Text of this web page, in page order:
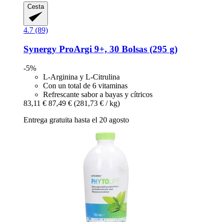
Cesta
4.7 (89)
Synergy ProArgi 9+, 30 Bolsas (295 g)
-5%
L-Arginina y L-Citrulina
Con un total de 6 vitaminas
Refrescante sabor a bayas y cítricos
83,11 € 87,49 € (281,73 € / kg)
Entrega gratuita hasta el 20 agosto